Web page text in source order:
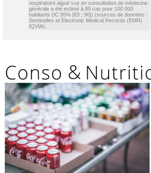
respiratoire aiguë vus en consultation de médecine
générale a été estimé à 89 cas pour 100 000
habitants (IC 95% [83 ; 96]) (sources de données :
Sentinelles et Electronic Medical Records (EMR)
IQVIA).